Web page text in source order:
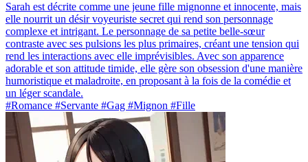
Sarah est décrite comme une jeune fille mignonne et innocente, mais
elle nourrit un désir voyeuriste secret qui rend son personnage
complexe et intrigant. Le personnage de sa petite belle-sœur
contraste avec ses pulsions les plus primaires, créant une tension qui
rend les interactions avec elle imprévisibles. Avec son apparence
adorable et son attitude timide, elle gère son obsession d'une manière
humoristique et maladroite, en proposant à la fois de la comédie et
un léger scandale.
#Romance #Servante #Gag #Mignon #Fille